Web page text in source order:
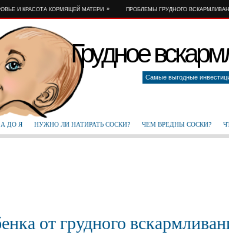
И КРАСОТА КОРМЯЩЕЙ МАТЕРИ » ПРОБЛЕМЫ ГРУДНОГО
Грудное
Самые выгодные
ДО Я НУЖНО ЛИ НАТИРАТЬ СОСКИ? ЧЕМ ВРЕДНЫ СОСКИ?
от грудного